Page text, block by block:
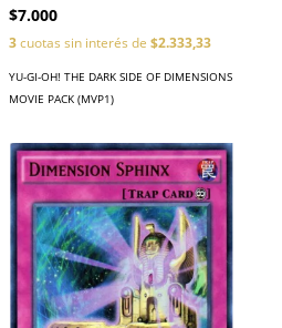
$7.000
3cuotas sin interés de $2.333,33
YU-GI-OH! THE DARK SIDE OF DIMENSIONS
MOVIE PACK (MVP1)